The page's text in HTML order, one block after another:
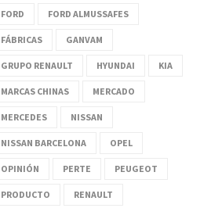
FORD FORD ALMUSSAFES
FÁBRICAS GANVAM
GRUPO RENAULT HYUNDAI KIA
MARCAS CHINAS MERCADO
MERCEDES NISSAN
NISSAN BARCELONA OPEL
OPINIÓN PERTE PEUGEOT
PRODUCTO RENAULT